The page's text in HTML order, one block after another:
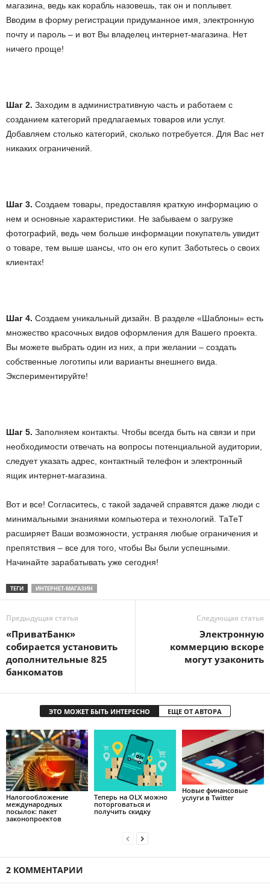
магазина, ведь как корабль назовешь, так он и поплывет.
Вводим в форму регистрации придуманное имя, электронную
почту и пароль – и вот Вы владелец интернет-магазина. Нет
ничего проще!
Шаг 2. Заходим в административную часть и работаем с
созданием категорий предлагаемых товаров или услуг.
Добавляем столько категорий, сколько потребуется. Для Вас нет
никаких ограничений.
Шаг 3. Создаем товары, предоставляя краткую информацию о
нем и основные характеристики. Не забываем о загрузке
фотографий, ведь чем больше информации покупатель увидит
о товаре, тем выше шансы, что он его купит. Заботьтесь о своих
клиентах!
Шаг 4. Создаем уникальный дизайн. В разделе «Шаблоны» есть
множество красочных видов оформления для Вашего проекта.
Вы можете выбрать один из них, а при желании – создать
собственные логотипы или варианты внешнего вида.
Экспериментируйте!
Шаг 5. Заполняем контакты. Чтобы всегда быть на связи и при
необходимости отвечать на вопросы потенциальной аудитории,
следует указать адрес, контактный телефон и электронный
ящик интернет-магазина.
Вот и все! Согласитесь, с такой задачей справятся даже люди с
минимальными знаниями компьютера и технологий. ТаТеТ
расширяет Ваши возможности, устраняя любые ограничения и
препятствия – все для того, чтобы Вы были успешными.
Начинайте зарабатывать уже сегодня!
ТЕГИ ИНТЕРНЕТ-МАГАЗИН
Предыдущая статья
«ПриватБанк»
собирается установить
дополнительные 825
банкоматов
Следующая статья
Электронную
коммерцию вскоре
могут узаконить
ЭТО МОЖЕТ БЫТЬ ИНТЕРЕСНО ЕЩЕ ОТ АВТОРА
Налогообложение
международных
посылок: пакет
законопроектов
Теперь на OLX можно
поторговаться и
получить скидку
Новые финансовые
услуги в Twitter
2 КОММЕНТАРИИ